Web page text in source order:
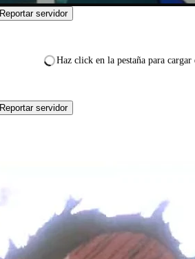
Reportar servidor
Haz click en la pestaña para
Reportar servidor